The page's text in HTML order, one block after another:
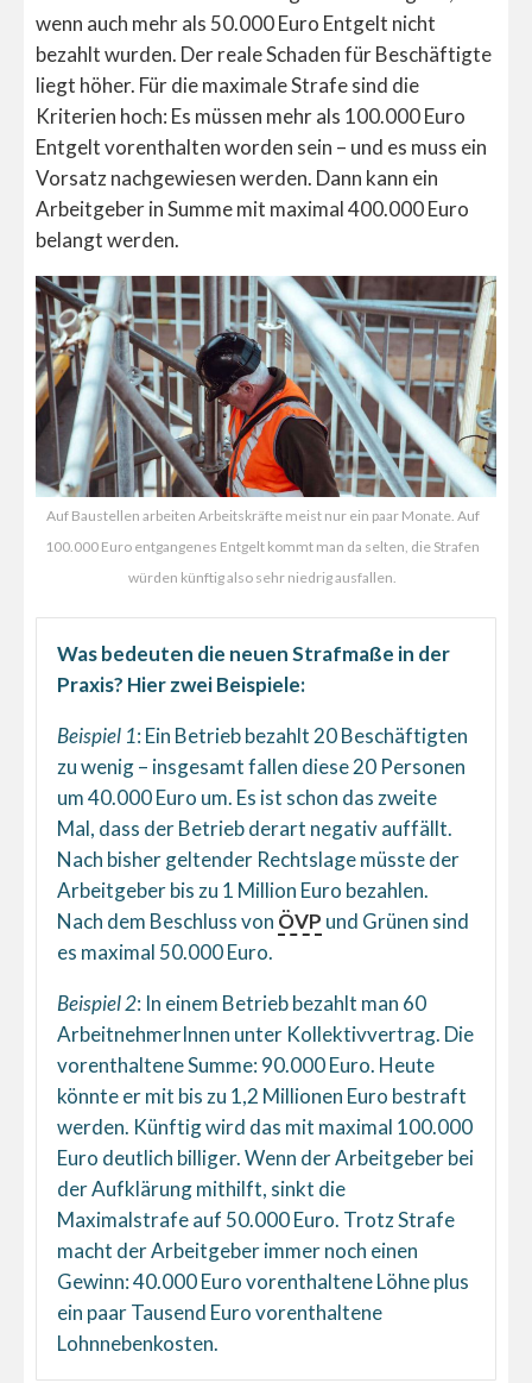
wenn auch mehr als 50.000 Euro Entgelt nicht
bezahlt wurden. Der reale Schaden für Beschäftigte
liegt höher. Für die maximale Strafe sind die
Kriterien hoch: Es müssen mehr als 100.000 Euro
Entgelt vorenthalten worden sein – und es muss ein
Vorsatz nachgewiesen werden. Dann kann ein
Arbeitgeber in Summe mit maximal 400.000 Euro
belangt werden.
Auf Baustellen arbeiten Arbeitskräfte meist nur ein paar Monate. Auf
100.000 Euro entgangenes Entgelt kommt man da selten, die Strafen
würden künftig also sehr niedrig ausfallen.
Was bedeuten die neuen Strafmaße in der
Praxis? Hier zwei Beispiele:
Beispiel 1: Ein Betrieb bezahlt 20 Beschäftigten
zu wenig – insgesamt fallen diese 20 Personen
um 40.000 Euro um. Es ist schon das zweite
Mal, dass der Betrieb derart negativ auffällt.
Nach bisher geltender Rechtslage müsste der
Arbeitgeber bis zu 1 Million Euro bezahlen.
Nach dem Beschluss von ÖVP und Grünen sind
es maximal 50.000 Euro.
Beispiel 2: In einem Betrieb bezahlt man 60
ArbeitnehmerInnen unter Kollektivvertrag. Die
vorenthaltene Summe: 90.000 Euro. Heute
könnte er mit bis zu 1,2 Millionen Euro bestraft
werden. Künftig wird das mit maximal 100.000
Euro deutlich billiger. Wenn der Arbeitgeber bei
der Aufklärung mithilft, sinkt die
Maximalstrafe auf 50.000 Euro. Trotz Strafe
macht der Arbeitgeber immer noch einen
Gewinn: 40.000 Euro vorenthaltene Löhne plus
ein paar Tausend Euro vorenthaltene
Lohnnebenkosten.